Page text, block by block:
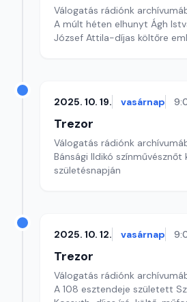
Válogatás rádiónk
A múlt héten elhunyt Ágh
József Attila-díjas költőre
2025. 10. 19. vasárnap
Trezor
Válogatás rádiónk
Bánsági Ildikó színművésznőt
születésnapján
2025. 10. 12. vasárnap
Trezor
Válogatás rádiónk
A 108 esztendeje született